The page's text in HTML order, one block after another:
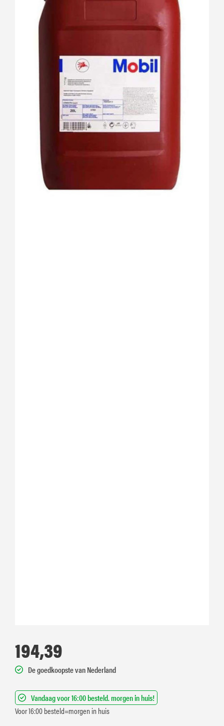
194,39
De goedkoopste van Nederland
Vandaag voor 16:00 besteld. morgen in huis!
Voor 16:00 besteld=morgen in huis